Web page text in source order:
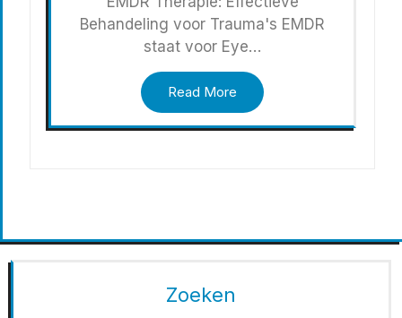
Behandeling voor Trauma's EMDR
staat voor Eye…
Read More
Zoeken